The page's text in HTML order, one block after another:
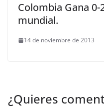
Colombia Gana
mundial.
14 de noviembre de 2013
¿Quieres